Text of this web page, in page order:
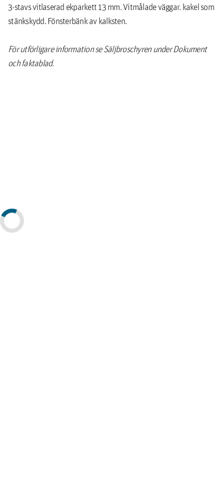
3-stavs vitlaserad ekparkett 13 mm. Vitmålade väggar. kakel som
stänkskydd. Fönsterbänk av kalksten.
För utförligare information se Säljbroschyren under Dokument
och faktablad.